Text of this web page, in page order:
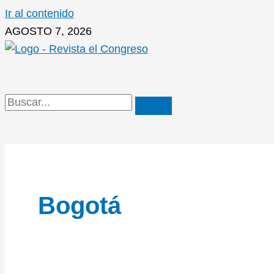
Ir al contenido
AGOSTO 7, 2026
Bogotá